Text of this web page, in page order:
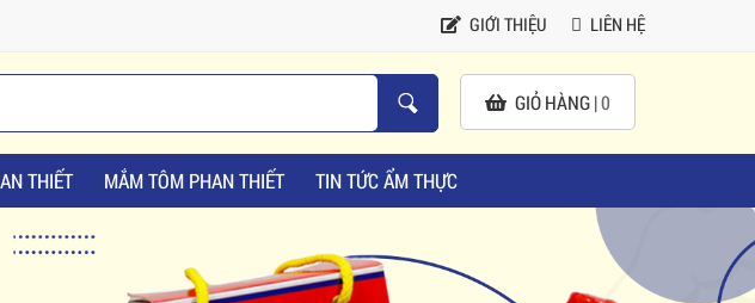
GIỚI THIỆU LIÊN HỆ
GIỎ HÀNG |0
THIẾT MẮM TÔM PHAN THIẾT TIN TỨC ẨM THỰC